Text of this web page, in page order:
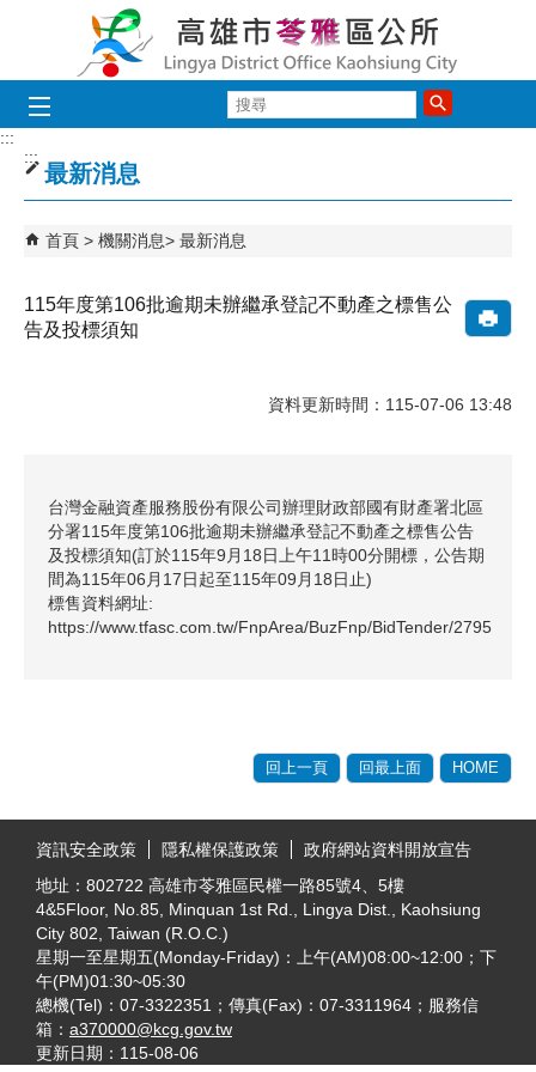
跳到主要內容區塊
尋
:::
:::
最新消息
首頁 機關消息 最新消息
115年度第106批逾期未辦繼承登記不動產之標售公
告及投標須知
資料更新時間：115-07-06 13:48
台灣金融資產服務股份有限公司辦理財政部國有財產署北區
分署115年度第106批逾期未辦繼承登記不動產之標售公告
及投標須知(訂於115年9月18日上午11時00分開標，公告期
間為115年06月17日起至115年09月18日止)
標售資料網址:
https://www.tfasc.com.tw/FnpArea/BuzFnp/BidTender/2795
回上一頁 回最上面 HOME
資訊安全政策
隱私權保護政策
政府網站資料開放宣告
地址：802722 高雄市苓雅區民權一路85號4、5樓
4&5Floor, No.85, Minquan 1st Rd., Lingya Dist., Kaohsiung
City 802, Taiwan (R.O.C.)
星期一至星期五(Monday-Friday)：上午(AM)08:00~12:00；下
午(PM)01:30~05:30
總機(Tel)：07-3322351；傳真(Fax)：07-3311964；服務信
箱： a370000@kcg.gov.tw
更新日期： 115-08-06